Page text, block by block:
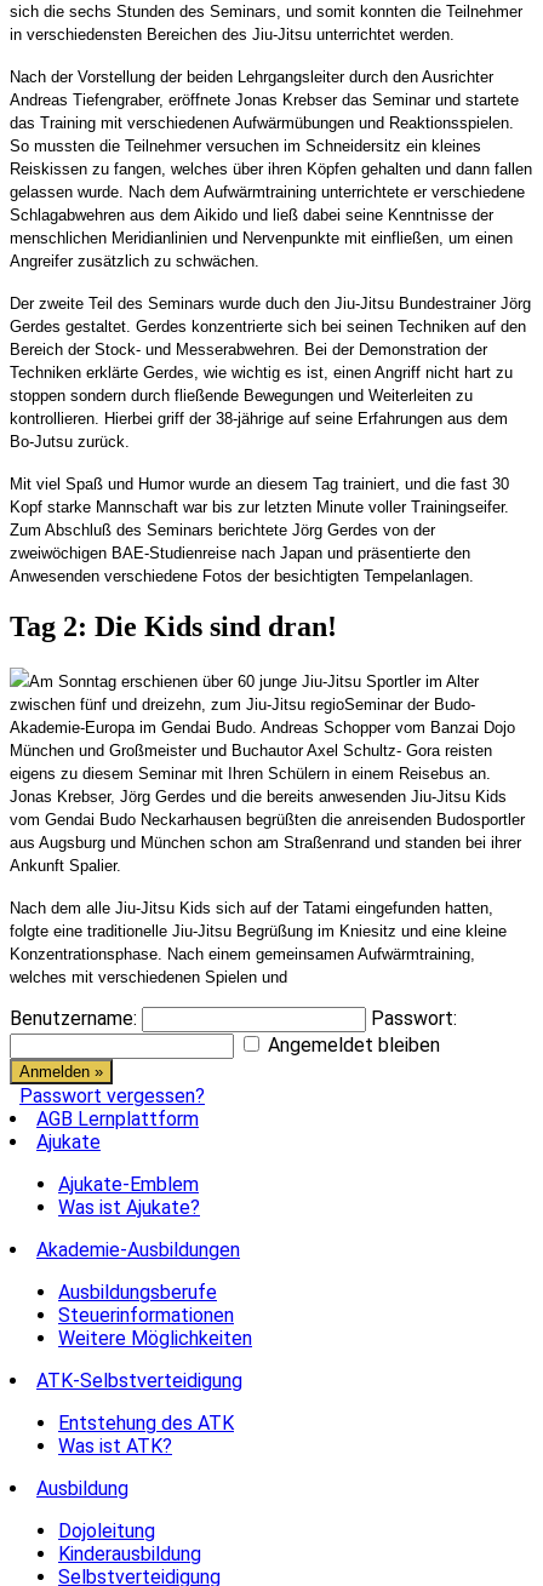
sich die sechs Stunden des Seminars, und somit konnten die Teilnehmer
in verschiedensten Bereichen des Jiu-Jitsu unterrichtet werden.
Nach der Vorstellung der beiden Lehrgangsleiter durch den Ausrichter
Andreas Tiefengraber, eröffnete Jonas Krebser das Seminar und startete
das Training mit verschiedenen Aufwärmübungen und Reaktionsspielen.
So mussten die Teilnehmer versuchen im Schneidersitz ein kleines
Reiskissen zu fangen, welches über ihren Köpfen gehalten und dann fallen
gelassen wurde. Nach dem Aufwärmtraining unterrichtete er verschiedene
Schlagabwehren aus dem Aikido und ließ dabei seine Kenntnisse der
menschlichen Meridianlinien und Nervenpunkte mit einfließen, um einen
Angreifer zusätzlich zu schwächen.
Der zweite Teil des Seminars wurde duch den Jiu-Jitsu Bundestrainer Jörg
Gerdes gestaltet. Gerdes konzentrierte sich bei seinen Techniken auf den
Bereich der Stock- und Messerabwehren. Bei der Demonstration der
Techniken erklärte Gerdes, wie wichtig es ist, einen Angriff nicht hart zu
stoppen sondern durch fließende Bewegungen und Weiterleiten zu
kontrollieren. Hierbei griff der 38-jährige auf seine Erfahrungen aus dem
Bo-Jutsu zurück.
Mit viel Spaß und Humor wurde an diesem Tag trainiert, und die fast 30
Kopf starke Mannschaft war bis zur letzten Minute voller Trainingseifer.
Zum Abschluß des Seminars berichtete Jörg Gerdes von der
zweiwöchigen BAE-Studienreise nach Japan und präsentierte den
Anwesenden verschiedene Fotos der besichtigten Tempelanlagen.
Tag 2: Die Kids sind dran!
Am Sonntag erschienen über 60 junge Jiu-Jitsu Sportler im Alter
zwischen fünf und dreizehn, zum Jiu-Jitsu regioSeminar der Budo-
Akademie-Europa im Gendai Budo. Andreas Schopper vom Banzai Dojo
München und Großmeister und Buchautor Axel Schultz- Gora reisten
eigens zu diesem Seminar mit Ihren Schülern in einem Reisebus an.
Jonas Krebser, Jörg Gerdes und die bereits anwesenden Jiu-Jitsu Kids
vom Gendai Budo Neckarhausen begrüßten die anreisenden Budosportler
aus Augsburg und München schon am Straßenrand und standen bei ihrer
Ankunft Spalier.
Nach dem alle Jiu-Jitsu Kids sich auf der Tatami eingefunden hatten,
folgte eine traditionelle Jiu-Jitsu Begrüßung im Kniesitz und eine kleine
Konzentrationsphase. Nach einem gemeinsamen Aufwärmtraining,
welches mit verschiedenen Spielen und
Benutzername:
Passwort:
Angemeldet bleiben
Passwort vergessen?
AGB Lernplattform
Ajukate
Ajukate-Emblem
Was ist Ajukate?
Akademie-Ausbildungen
Ausbildungsberufe
Steuerinformationen
Weitere Möglichkeiten
ATK-Selbstverteidigung
Entstehung des ATK
Was ist ATK?
Ausbildung
Dojoleitung
Kinderausbildung
Selbstverteidigung